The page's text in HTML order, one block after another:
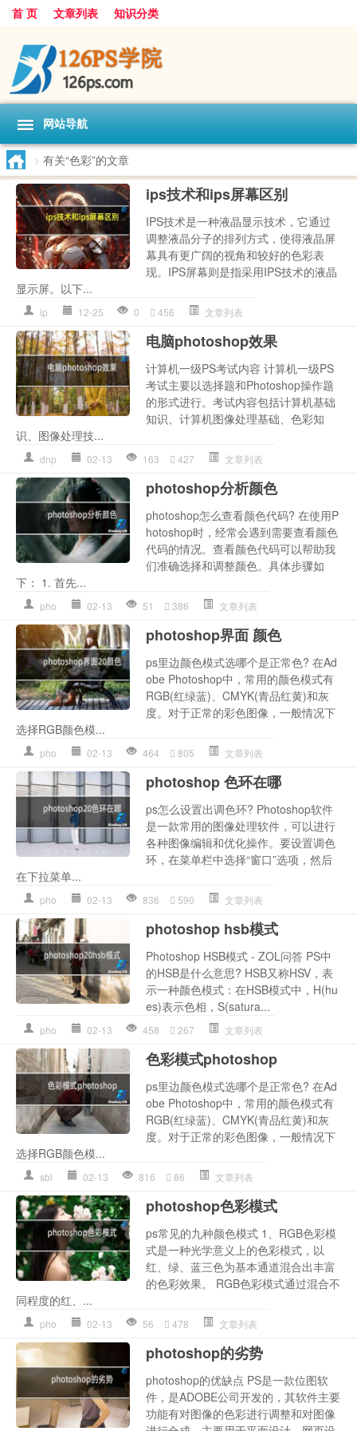
首 页 文章列表 知识分类
网站导航
> 有关“色彩”的文章
ips技术和ips屏幕区别
IPS技术是一种液晶显示技术，它通过
调整液晶分子的排列方式，使得液晶屏
幕具有更广阔的视角和较好的色彩表
现。IPS屏幕则是指采用IPS技术的液晶
显示屏。以下...
ip 12-25 0 456 文章列表
电脑photoshop效果
计算机一级PS考试内容 计算机一级PS
考试主要以选择题和Photoshop操作题
的形式进行。考试内容包括计算机基础
知识、计算机图像处理基础、色彩知
识、图像处理技...
dnp 02-13 163 427 文章列表
photoshop分析颜色
photoshop怎么查看颜色代码? 在使用P
hotoshop时，经常会遇到需要查看颜色
代码的情况。查看颜色代码可以帮助我
们准确选择和调整颜色。具体步骤如
下： 1. 首先...
pho 02-13 51 386 文章列表
photoshop界面 颜色
ps里边颜色模式选哪个是正常色? 在Ad
obe Photoshop中，常用的颜色模式有
RGB(红绿蓝)、CMYK(青品红黄)和灰
度。对于正常的彩色图像，一般情况下
选择RGB颜色模...
pho 02-13 464 805 文章列表
photoshop 色环在哪
ps怎么设置出调色环? Photoshop软件
是一款常用的图像处理软件，可以进行
各种图像编辑和优化操作。要设置调色
环，在菜单栏中选择“窗口”选项，然后
在下拉菜单...
pho 02-13 836 590 文章列表
photoshop hsb模式
Photoshop HSB模式 - ZOL问答 PS中
的HSB是什么意思? HSB又称HSV，表
示一种颜色模式：在HSB模式中，H(hu
es)表示色相，S(satura...
pho 02-13 458 267 文章列表
色彩模式photoshop
ps里边颜色模式选哪个是正常色? 在Ad
obe Photoshop中，常用的颜色模式有
RGB(红绿蓝)、CMYK(青品红黄)和灰
度。对于正常的彩色图像，一般情况下
选择RGB颜色模...
sbl 02-13 816 86 文章列表
photoshop色彩模式
ps常见的九种颜色模式 1、RGB色彩模
式是一种光学意义上的色彩模式，以
红、绿、蓝三色为基本通道混合出丰富
的色彩效果。 RGB色彩模式通过混合不
同程度的红、...
pho 02-13 56 478 文章列表
photoshop的劣势
photoshop的优缺点 PS是一款位图软
件，是ADOBE公司开发的，其软件主要
功能有对图像的色彩进行调整和对图像